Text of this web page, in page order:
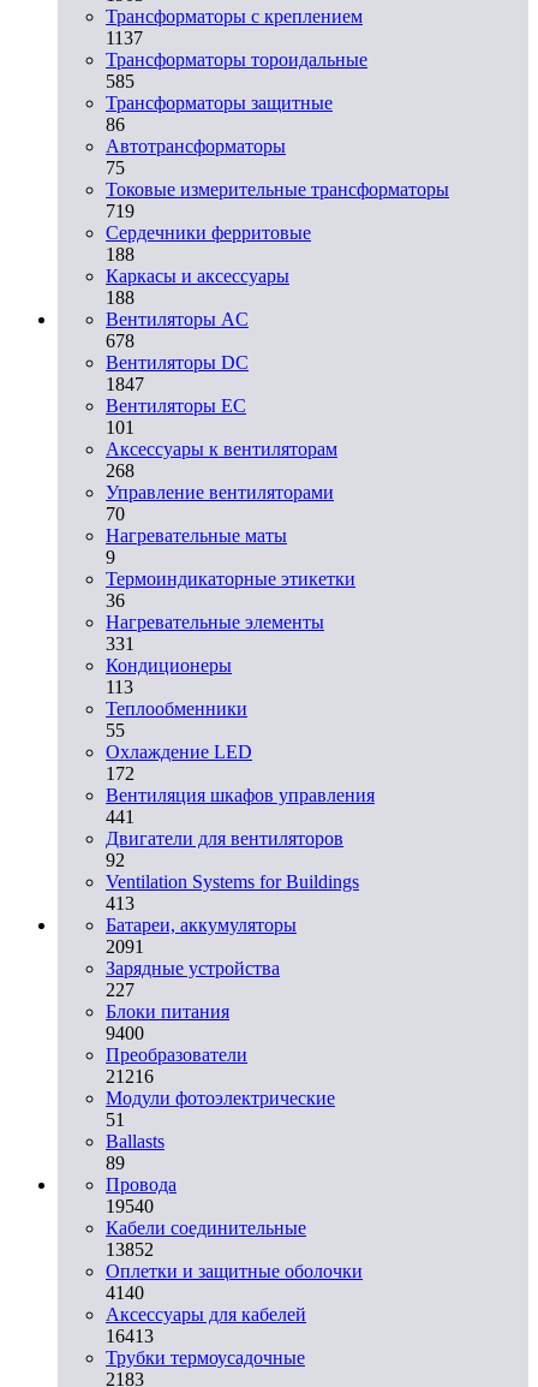
Трансформаторы с креплением
1137
Трансформаторы тороидальные
585
Трансформаторы защитные
86
Автотрансформаторы
75
Токовые измерительные трансформаторы
719
Сердечники ферритовые
188
Каркасы и аксессуары
188
Вентиляторы AC
678
Вентиляторы DC
1847
Вентиляторы EC
101
Аксессуары к вентиляторам
268
Управление вентиляторами
70
Нагревательные маты
9
Термоиндикаторные этикетки
36
Нагревательные элементы
331
Кондиционеры
113
Теплообменники
55
Охлаждение LED
172
Вентиляция шкафов управления
441
Двигатели для вентиляторов
92
Ventilation Systems for Buildings
413
Батареи, аккумуляторы
2091
Зарядные устройства
227
Блоки питания
9400
Преобразователи
21216
Модули фотоэлектрические
51
Ballasts
89
Провода
19540
Кабели соединительные
13852
Оплетки и защитные оболочки
4140
Аксессуары для кабелей
16413
Трубки термоусадочные
2183